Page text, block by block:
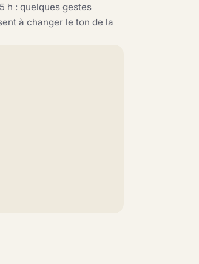
h : quelques gestes
à changer le ton de la